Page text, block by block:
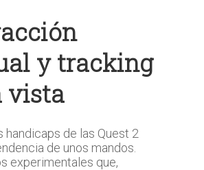
y tracking
vista
handicaps de las Quest 2
de unos mandos.
experimentales que,